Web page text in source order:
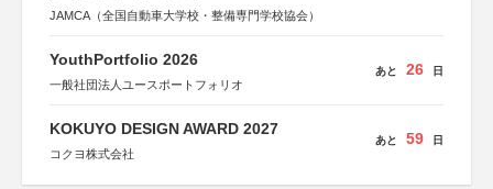
JAMCA（全国自動車大学校・整備専門学校協会）
YouthPortfolio 2026
一般社団法人ユースポートフォリオ
あと 26 日
KOKUYO DESIGN AWARD 2027
コクヨ株式会社
あと 59 日